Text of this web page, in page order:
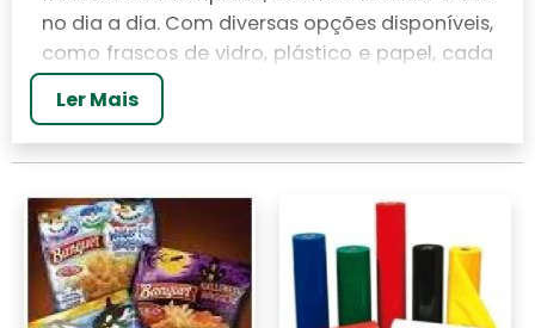
no dia a dia. Com diversas opções disponíveis,
como frascos de vidro, plástico e papel, cada
tipo oferece vantagens distintas. Neste artigo,
vamos explorar as diferentes embalagens de
tempero e como escolher a melhor para suas
necessidades.
IMPORTÂNCIA DA
EMBALAGEM DE TEMPERO
A embalagem de condimentos desempenha
Ler Mais